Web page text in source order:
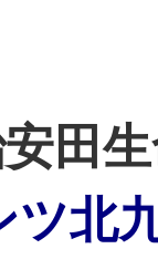
田
ツ